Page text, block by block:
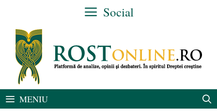
conținut
Social
MENIU